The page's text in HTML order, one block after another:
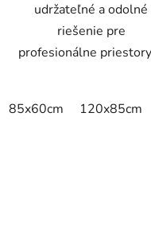
udržateľné a odolné
riešenie pre
profesionálne
85x60cm 120x85cm